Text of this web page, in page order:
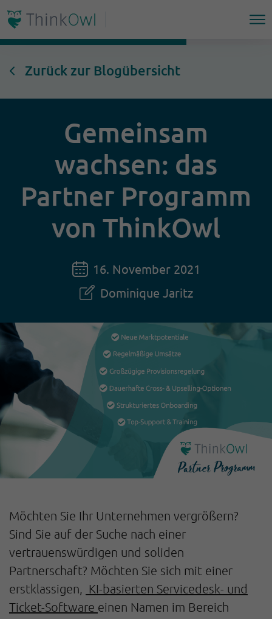
Zurück zur Blogübersicht
Gemeinsam
wachsen: das
Partner Programm
von ThinkOwl
16. November 2021
Dominique Jaritz
Möchten Sie Ihr Unternehmen vergrößern?
Sind Sie auf der Suche nach einer
vertrauenswürdigen und soliden
Partnerschaft? Möchten Sie sich mit einer
erstklassigen, KI-basierten Servicedesk- und
Ticket-Software einen Namen im Bereich